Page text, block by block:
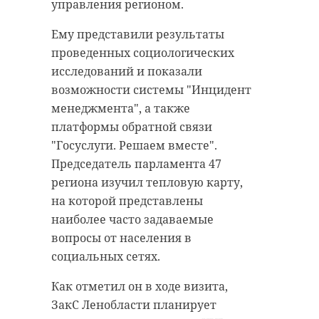
управления регионом.
Ему представили результаты
проведенных социологических
исследований и показали
возможности системы "Инцидент
менеджмента", а также
платформы обратной связи
"Госуслуги. Решаем вместе".
Председатель парламента 47
региона изучил тепловую карту,
на которой представлены
наиболее часто задаваемые
вопросы от населения в
социальных сетях.
Как отметил он в ходе визита,
ЗакС Ленобласти планирует
Напомним, клуб загородного дома
расположился на берегу Хепоярви
с захватом прибрежной
территории. При этом у
арендодателя земель отсутствует
договор водопользования. Этот
факт стал причиной судебного
разбирательства.
Фото: Госэконадзор Ленобласти
озеро хепоярви
судебные приставы
ДТП в салоне транспорта
находились пассажиры.
Моментом аварии поделилась
Лена Осечко в группе "Мой
Сосновый Бор" во "ВКонтакте".
Юлия Кирпичникова\Мой Сосновый
Бор
На опубликованном видео можно
заметить, как автобус на полной
скорости улетает в кювет.
момент аварии, чудом
уворачивается от столкновения и